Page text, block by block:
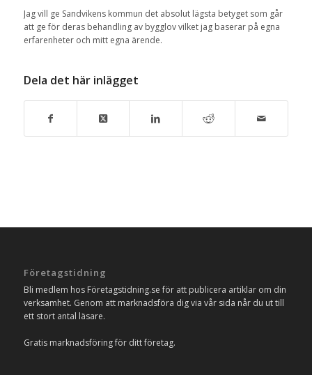
Jag vill ge Sandvikens kommun det absolut lägsta betyget som går
att ge för deras behandling av bygglov vilket jag baserar på egna
erfarenheter och mitt egna ärende.
Dela det här inlägget
Företagstidning
Bli medlem hos Företagstidning.se för att publicera artiklar om din
verksamhet. Genom att marknadsföra dig via vår sida når du ut till
ett stort antal läsare.
Gratis marknadsföring för ditt företag.